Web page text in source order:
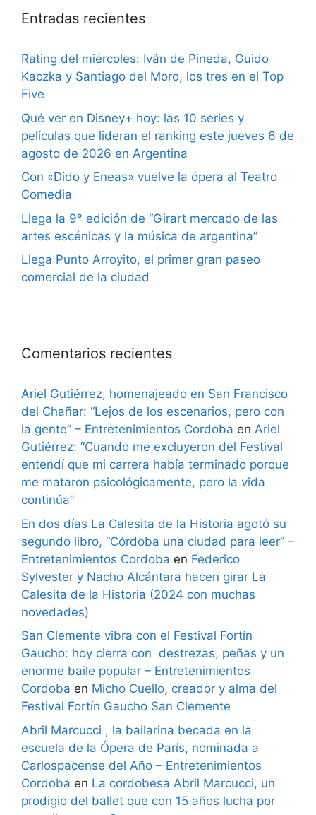
Entradas recientes
Rating del miércoles: Iván de Pineda, Guido
Kaczka y Santiago del Moro, los tres en el Top
Five
Qué ver en Disney+ hoy: las 10 series y
películas que lideran el ranking este jueves 6 de
agosto de 2026 en Argentina
Con «Dido y Eneas» vuelve la ópera al Teatro
Comedia
Llega la 9° edición de “Girart mercado de las
artes escénicas y la música de argentina”
Llega Punto Arroyito, el primer gran paseo
comercial de la ciudad
Comentarios recientes
Ariel Gutiérrez, homenajeado en San Francisco
del Chañar: “Lejos de los escenarios, pero con
la gente” – Entretenimientos Cordoba en Ariel
Gutiérrez: “Cuando me excluyeron del Festival
entendí que mi carrera había terminado porque
me mataron psicológicamente, pero la vida
continúa”
En dos días La Calesita de la Historia agotó su
segundo libro, “Córdoba una ciudad para leer” –
Entretenimientos Cordoba en Federico
Sylvester y Nacho Alcántara hacen girar La
Calesita de la Historia (2024 con muchas
novedades)
San Clemente vibra con el Festival Fortín
Gaucho: hoy cierra con destrezas, peñas y un
enorme baile popular – Entretenimientos
Cordoba en Micho Cuello, creador y alma del
Festival Fortín Gaucho San Clemente
Abril Marcucci , la bailarina becada en la
escuela de la Ópera de París, nominada a
Carlospacense del Año – Entretenimientos
Cordoba en La cordobesa Abril Marcucci, un
prodigio del ballet que con 15 años lucha por